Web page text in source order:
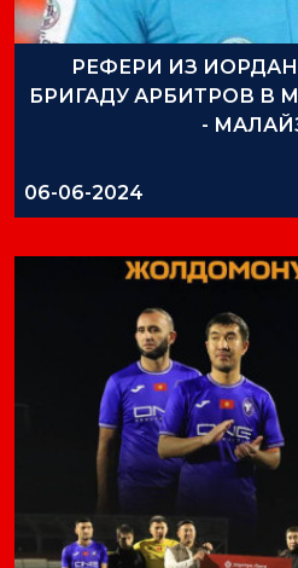
РЕФЕРИ ИЗ
БРИГАДУ АРБИТРОВ В
-
06-06-2024